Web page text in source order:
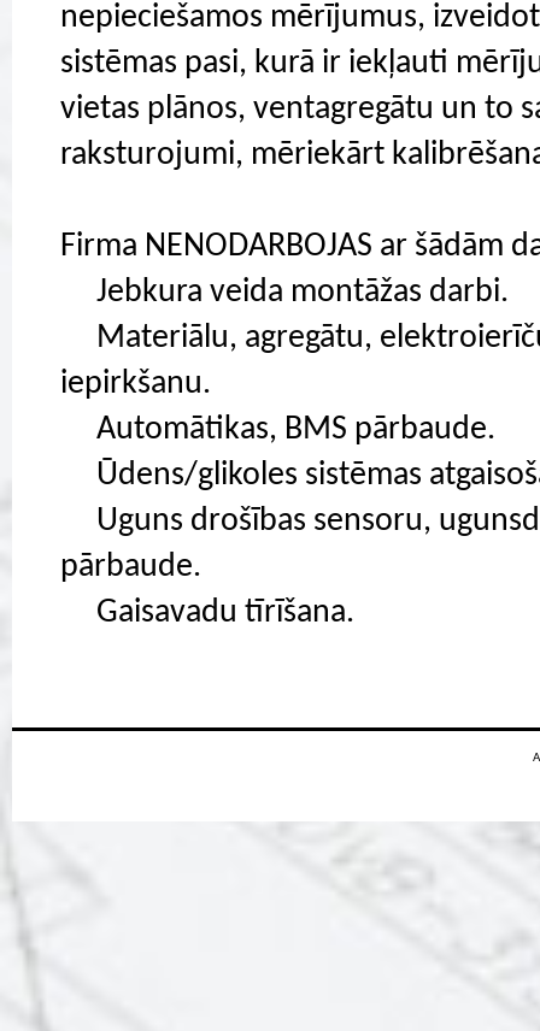
nepieciešamos mērījumus,
sistēmas pasi, kurā ir iekļauti
vietas plānos, ventagregātu un to
raksturojumi, mēriekārt
Firma NENODARBOJAS ar šādām
Jebkura veida montāžas darbi.
Materiālu, agregātu,
iepirkšanu.
Automātikas, BMS pārbaude.
Ūdens/glikoles sistēmas
Uguns drošības sensoru,
pārbaude.
Gaisavadu tīrīšana.